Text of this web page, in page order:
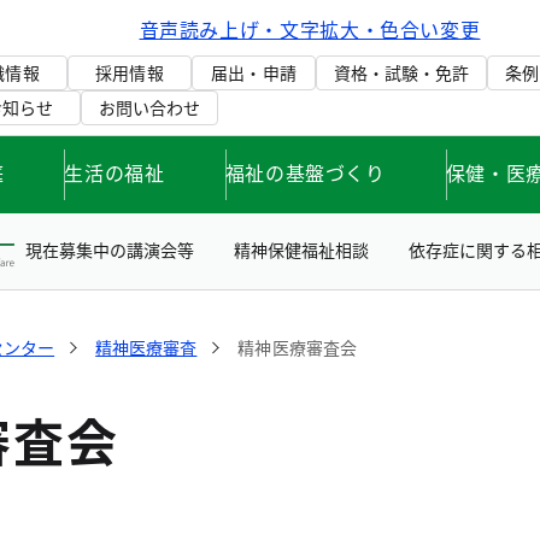
音声読み上げ・文字拡大・色合い変更
情報 採用情報 届出・申請 資格・試験・免許
条
らせ
お問い合わせ
生活の福祉 福祉の基盤づくり 保健・医
現在募集中の講演会等 精神保健福祉相談 依存症に関する
ター 精神医療審査 精神医療審査会
会